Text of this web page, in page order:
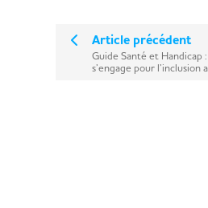
Article précédent
Guide Santé et Handicap
s’engage pour l’inclusion